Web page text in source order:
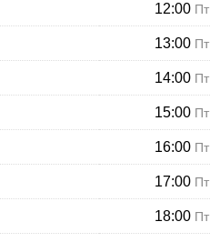
12:00 Пт
13:00 Пт
14:00 Пт
15:00 Пт
16:00 Пт
17:00 Пт
18:00 Пт